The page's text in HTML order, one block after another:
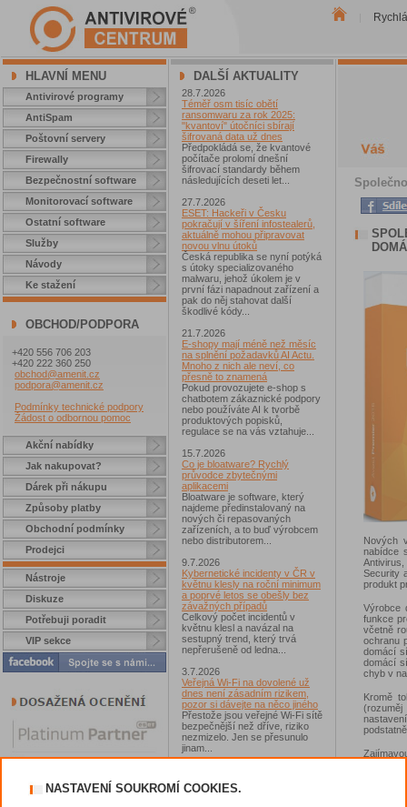
HLAVNÍ MENU
Antivirové programy
AntiSpam
Poštovní servery
Firewally
Bezpečnostní software
Monitorovací software
Ostatní software
Služby
Návody
Ke stažení
OBCHOD/PODPORA
+420 556 706 203
+420 222 360 250
obchod@amenit.cz
podpora@amenit.cz
Podmínky technické podpory
Žádost o odbornou pomoc
Akční nabídky
Jak nakupovat?
Dárek při nákupu
Způsoby platby
Obchodní podmínky
Prodejci
Nástroje
Diskuze
Potřebuji poradit
VIP sekce
DALŠÍ AKTUALITY
28.7.2026
Téměř osm tisíc obětí
ransomwaru za rok 2025:
"kvantoví" útočníci sbírají
šifrovaná data už dnes
Předpokládá se, že kvantové
počítače prolomí dnešní
šifrovací standardy během
následujících deseti let...
27.7.2026
ESET: Hackeři v Česku
pokračují v šíření infostealerů,
aktuálně mohou připravovat
novou vlnu útoků
Česká republika se nyní potýká
s útoky specializovaného
malwaru, jehož úkolem je v
první fázi napadnout zařízení a
pak do něj stahovat další
škodlivé kódy...
21.7.2026
E-shopy mají méně než měsíc
na splnění požadavků AI Actu.
Mnoho z nich ale neví, co
přesně to znamená
Pokud provozujete e-shop s
chatbotem zákaznické podpory
nebo používáte AI k tvorbě
produktových popisků,
regulace se na vás vztahuje...
15.7.2026
Co je bloatware? Rychlý
průvodce zbytečnými
aplikacemi
Bloatware je software, který
najdeme předinstalovaný na
nových či repasovaných
zařízeních, a to buď výrobcem
nebo distributorem...
9.7.2026
Kybernetické incidenty v ČR v
květnu klesly na roční minimum
a poprvé letos se obešly bez
závažných případů
Celkový počet incidentů v
květnu klesl a navázal na
sestupný trend, který trvá
nepřerušeně od ledna...
3.7.2026
Veřejná Wi-Fi na dovolené už
dnes není zásadním rizikem,
pozor si dávejte na něco jiného
Přestože jsou veřejné Wi-Fi sítě
bezpečnější než dříve, riziko
nezmizelo. Jen se přesunulo
jinam...
Standard?
Nových
nabídce
Security
produkt
Výrobce
funkce
včetně
ochranu
domácí
domácí
chyb v
Kromě
NASTAVENÍ SOUKROMÍ COOKIES.